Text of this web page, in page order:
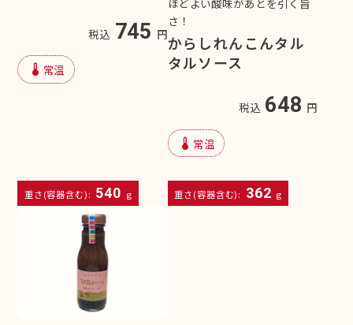
税込 745 円
device_thermostat 常温
重さ(容器含む): 540 g
さ！
からしれんこんタル
タルソース
税込 648 円
device_thermostat 常温
重さ(容器含む): 362 g